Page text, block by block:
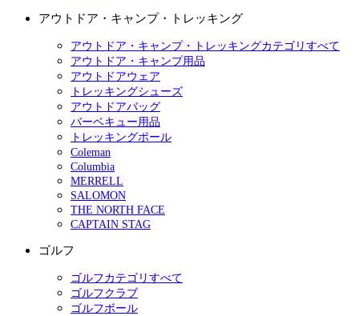
アウトドア・キャンプ・トレッキング
アウトドア・キャンプ・トレッキングカテゴリすべて
アウトドア・キャンプ用品
アウトドアウェア
トレッキングシューズ
アウトドアバッグ
バーベキュー用品
トレッキングポール
Coleman
Columbia
MERRELL
SALOMON
THE NORTH FACE
CAPTAIN STAG
ゴルフ
ゴルフカテゴリすべて
ゴルフクラブ
ゴルフボール